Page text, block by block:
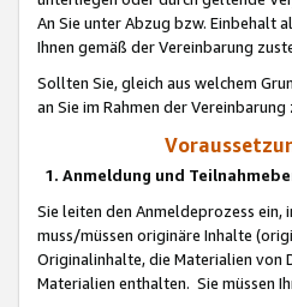
An Sie unter Abzug bzw. Einbehalt
Ihnen gemäß der Vereinbarung
Sollten Sie, gleich aus welchem
an Sie im Rahmen der
1. Anmeldung und
Sie leiten den Anmeldeprozess
muss/müssen originäre Inhalte
Originalinhalte, die Materialien von
Materialien enthalten. Sie müssen